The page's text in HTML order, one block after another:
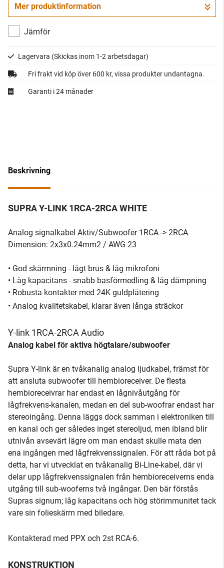
Gå till kassan
Mer produktinformation
Jämför
Lagervara (Skickas inom 1-2 arbetsdagar)
Fri frakt vid köp över 600 kr, vissa produkter undantagna.
Garanti i 24 månader
Beskrivning
SUPRA Y-LINK 1RCA-2RCA WHITE
Analog signalkabel Aktiv/Subwoofer 1RCA -> 2RCA
Dimension: 2x3x0.24mm2 / AWG 23
• God skärmning - lågt brus & låg mikrofoni
• Låg kapacitans - snabb basförmedling & låg dämpning
• Robusta kontakter med 24K guldplätering
• Analog kvalitetskabel, klarar även långa sträckor
Y-link 1RCA-2RCA Audio
Analog kabel för aktiva högtalare/subwoofer
Supra Y-link är en tvåkanalig analog ljudkabel, främst för
att ansluta subwoofer till hembioreceiver. De flesta
hembioreceivrar har endast en lågnivåutgång för
lågfrekvens-kanalen, medan en del sub-woofrar endast har
stereoingång. Denna läggs dock samman i elektroniken till
en kanal och ger således inget stereoljud, men ibland blir
utnivån avsevärt lägre om man endast skulle mata den
ena ingången med lågfrekvenssignalen. För att råda bot på
detta, har vi utvecklat en tvåkanalig Bi-Line-kabel, där vi
delar upp lågfrekvenssignalen från hembioreceiverns enda
utgång till sub-wooferns två ingångar. Den bär förstås
Supras signum; låg kapacitans och hög störimmunitet tack
vare sin folieskärm med biledare.
Kontakterad med PPX och 2st RCA-6.
KONSTRUKTION